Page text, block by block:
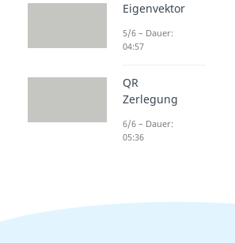
Eigenvektor
5/6 – Dauer:
04:57
QR
Zerlegung
6/6 – Dauer:
05:36